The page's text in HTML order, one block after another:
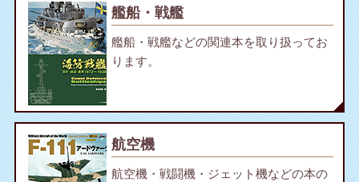
艦船・戦艦
艦船・戦艦などの関連本を取り扱ってお
ります。
航空機
航空機・戦闘機・ジェット機などの本の